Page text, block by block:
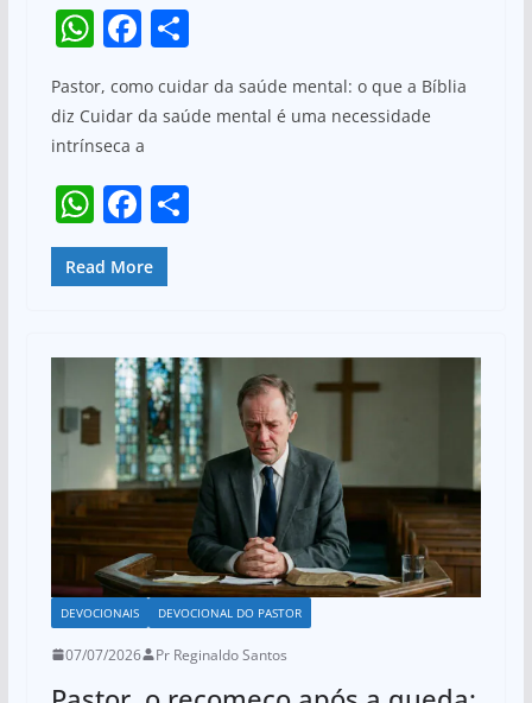
W
h
at
s
A
p
p
F
a
c
e
b
o
o
k
S
ar
Pastor, como cuidar da saúde mental: o que a Bíblia
diz Cuidar da saúde mental é uma necessidade
intrínseca a
W
h
at
A
p
p
F
a
c
b
o
o
k
S
Read More
DEVOCIONAIS DEVOCIONAL DO PASTOR
07/07/2026 Pr Reginaldo Santos